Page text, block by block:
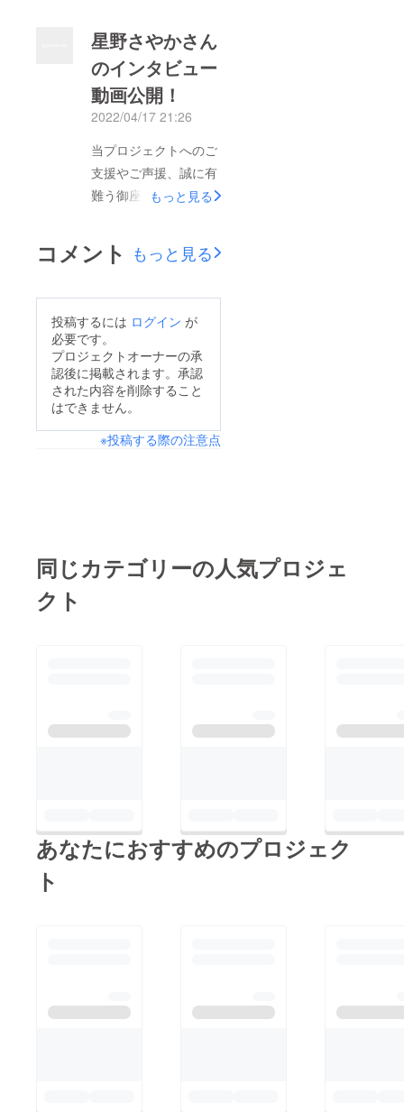
いました！！！尚、ご
支援頂いた皆様への返
礼は予定通り５月中旬
を予定しております。
今しばらくお待ち下さ
いませ。改めて、当プ
ロジェクトに関わって
頂いた皆様に、厚く御
ある、花崎雅さんのイ
ンタビュー動画を公開
しました！！！
星野さやかさん
のインタビュー
動画公開！
2022/04/17 21:26
当プロジェクトへのご
支援やご声援、誠に有
難う御座います！主催
｢AMBITIOUS -vol.1-｣
の出演アーティストで
公開しました！！！
もっと見る
コメント もっと見る
投稿するには ログイン が
必要です。
プロジェクトオーナーの承
認後に掲載されます。承認
された内容を削除すること
はできません。
※投稿する際の注意点
同じカテゴリーの人気プロジェ
クト
あなたにおすすめのプロジェク
ト